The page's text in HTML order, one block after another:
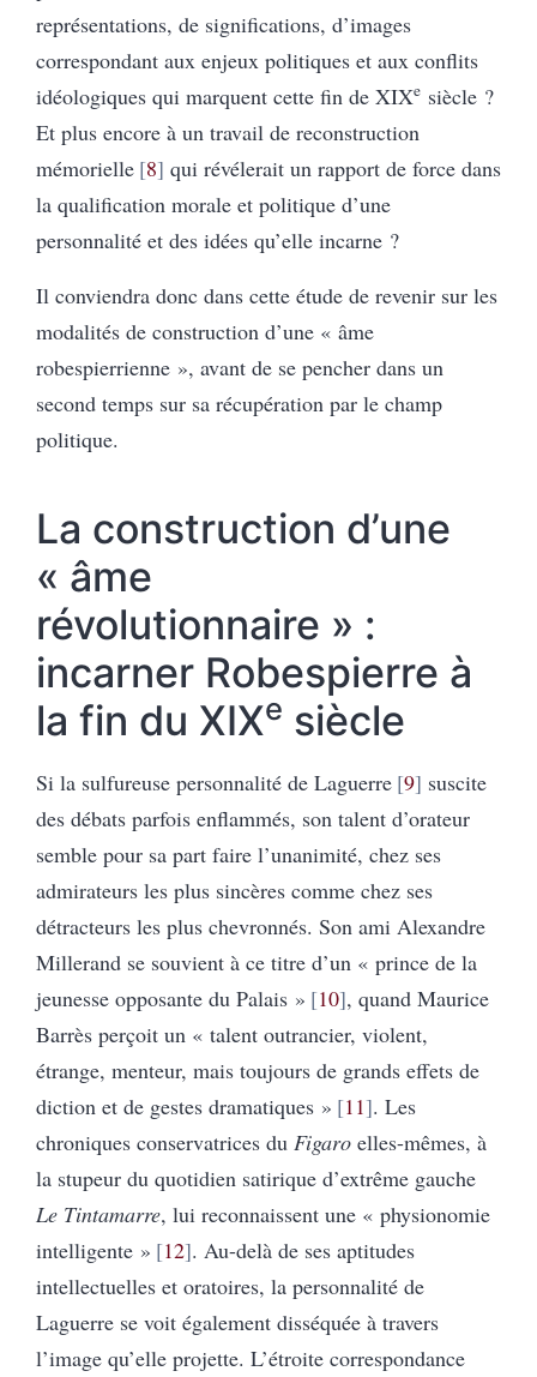
représentations, de significations, d’images
correspondant aux enjeux politiques et aux conflits
idéologiques qui marquent cette fin de XIXe siècle ?
Et plus encore à un travail de reconstruction
mémorielle 8 qui révélerait un rapport de force dans
la qualification morale et politique d’une
personnalité et des idées qu’elle incarne ?
Il conviendra donc dans cette étude de revenir sur les
modalités de construction d’une « âme
robespierrienne », avant de se pencher dans un
second temps sur sa récupération par le champ
politique.
La construction d’une
« âme
révolutionnaire » :
incarner Robespierre à
la fin du XIXe siècle
Si la sulfureuse personnalité de Laguerre 9 suscite
des débats parfois enflammés, son talent d’orateur
semble pour sa part faire l’unanimité, chez ses
admirateurs les plus sincères comme chez ses
détracteurs les plus chevronnés. Son ami Alexandre
Millerand se souvient à ce titre d’un « prince de la
jeunesse opposante du Palais » 10 , quand Maurice
Barrès perçoit un « talent outrancier, violent,
étrange, menteur, mais toujours de grands effets de
diction et de gestes dramatiques » 11 . Les
chroniques conservatrices du Figaro elles-mêmes, à
la stupeur du quotidien satirique d’extrême gauche
Le Tintamarre, lui reconnaissent une « physionomie
intelligente » 12 . Au-delà de ses aptitudes
intellectuelles et oratoires, la personnalité de
Laguerre se voit également disséquée à travers
l’image qu’elle projette. L’étroite correspondance